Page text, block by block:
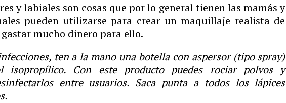
y labiales son cosas que por lo general tienen las mamás y
pueden utilizarse para crear un maquillaje realista de
mucho dinero para ello.
ten a la mano una botella con aspersor (tipo spray)
isopropílico. Con este producto puedes rociar polvos y
entre usuarios. Saca punta a todos los lápices